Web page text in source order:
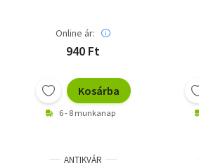
Online ár:
940 Ft
Kosárba
6 - 8 munkanap
ANTIKVÁR